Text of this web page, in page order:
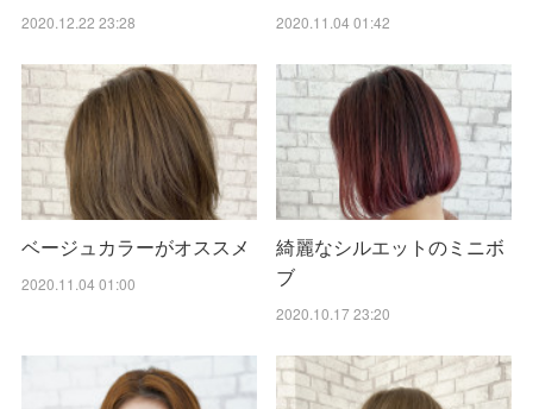
2020.12.22 23:28 2020.11.04 01:42
ベージュカラーがオススメ
2020.11.04 01:00
綺麗なシルエットのミニボ
ブ
2020.10.17 23:20